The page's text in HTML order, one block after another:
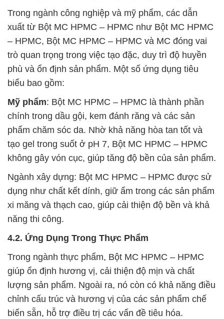
Trong ngành công nghiệp và mỹ phẩm, các dẫn
xuất từ Bột MC HPMC – HPMC như Bột MC HPMC
– HPMC, Bột MC HPMC – HPMC và MC đóng vai
trò quan trọng trong việc tạo đặc, duy trì độ huyền
phù và ổn định sản phẩm. Một số ứng dụng tiêu
biểu bao gồm:
Mỹ phẩm: Bột MC HPMC – HPMC là thành phần
chính trong dầu gội, kem đánh răng và các sản
phẩm chăm sóc da. Nhờ khả năng hòa tan tốt và
tạo gel trong suốt ở pH 7, Bột MC HPMC – HPMC
không gây vón cục, giúp tăng độ bền của sản phẩm.
Ngành xây dựng: Bột MC HPMC – HPMC được sử
dụng như chất kết dính, giữ ẩm trong các sản phẩm
xi măng và thạch cao, giúp cải thiện độ bền và khả
năng thi công.
4.2. Ứng Dụng Trong Thực Phẩm
Trong ngành thực phẩm, Bột MC HPMC – HPMC
giúp ổn định hương vị, cải thiện độ mịn và chất
lượng sản phẩm. Ngoài ra, nó còn có khả năng điều
chỉnh cấu trúc và hương vị của các sản phẩm chế
biến sẵn, hỗ trợ điều trị các vấn đề tiêu hóa.